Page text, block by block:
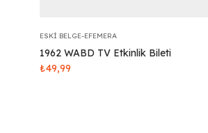
ESKI BELGE-EFEMERA
1962 WABD TV Etkinlik Bileti
₺49,99